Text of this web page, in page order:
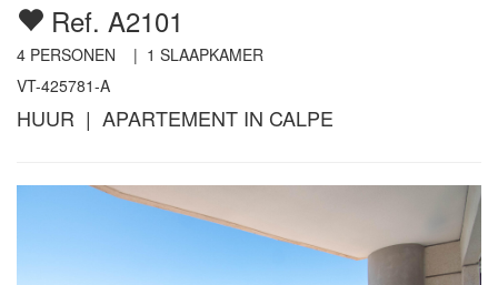
Ref. A2101
4 PERSONEN | 1 SLAAPKAMER
VT-425781-A
HUUR | APARTEMENT IN CALPE